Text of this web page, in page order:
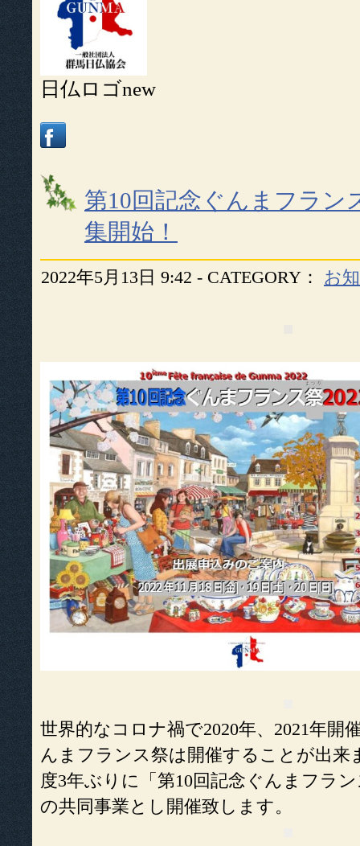
日仏ロゴnew
第10回記念ぐんまフラン
集開始！
2022年5月13日 9:42 - CATEGORY： お
世界的なコロナ禍で2020年、2021年開
んまフランス祭は開催することが出来
度3年ぶりに「第10回記念ぐんまフラ
の共同事業とし開催致します。